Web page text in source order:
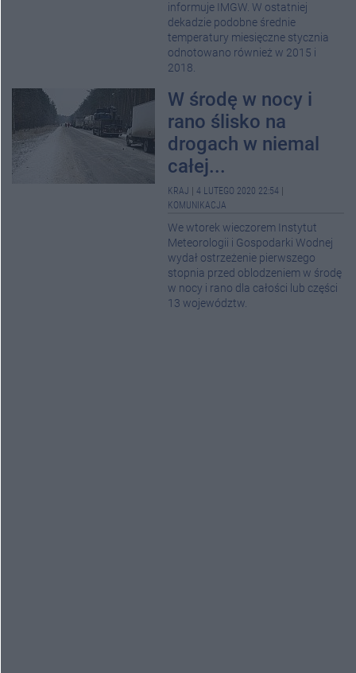
informuje IMGW. W ostatniej
dekadzie podobne średnie
temperatury miesięczne stycznia
odnotowano również w 2015 i
2018.
W środę w nocy i
rano ślisko na
drogach w niemal
całej...
KRAJ 4 LUTEGO 2020 22:54
KOMUNIKACJA
We wtorek wieczorem Instytut
Meteorologii i Gospodarki Wodnej
wydał ostrzeżenie pierwszego
stopnia przed oblodzeniem w środę
w nocy i rano dla całości lub części
13 województw.